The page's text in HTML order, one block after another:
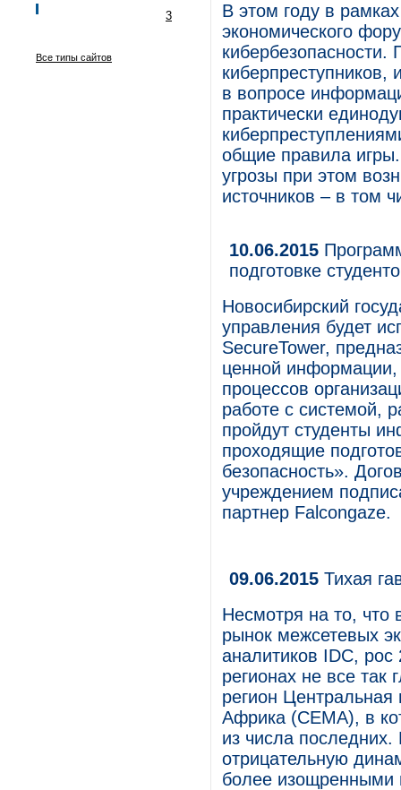
3
Все типы сайтов
В этом году в
экономического
кибербезопасности.
в вопросе
практически
общие правила
угрозы при этом
источников – в том
10.06.2015
подготовке
Новосибирский
управления будет
SecureTower,
ценной информации,
процессов
работе с системой,
пройдут студенты
проходящие
безопасность».
учреждением
партнер Falcongaze.
09.06.2015 Тихая
Несмотря на то, что
рынок межсетевых
аналитиков IDC,
регионах не все так
регион
Африка (CEMA), в
из числа последних.
отрицательную
более изощренными